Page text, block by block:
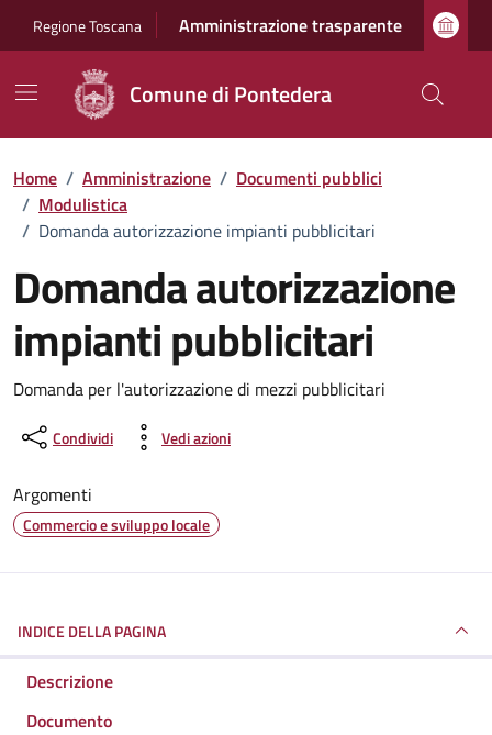
Regione Toscana Amministrazione trasparente
Comune di Pontedera
Home / Amministrazione / Documenti pubblici
/ Modulistica
/ Domanda autorizzazione impianti pubblicitari
Domanda autorizzazione
impianti pubblicitari
Dettagli del documento
Domanda per l'autorizzazione di mezzi pubblicitari
Condividi Vedi azioni
Argomenti
Commercio e sviluppo locale
INDICE DELLA PAGINA
Descrizione
Documento